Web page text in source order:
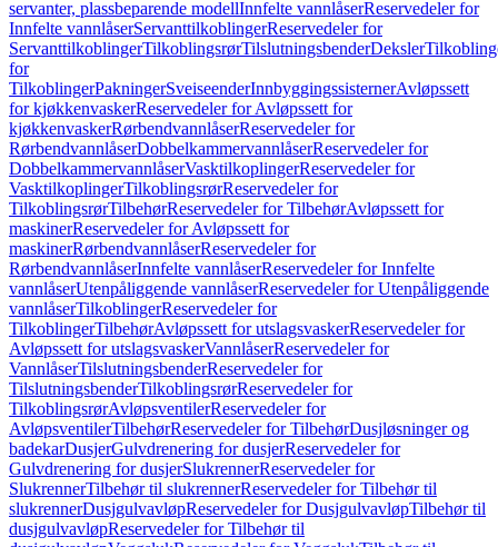
servanter, plassbeparende modellInnfelte vannlåserReservedeler for
Innfelte vannlåserServanttilkoblingerReservedeler for
ServanttilkoblingerTilkoblingsrørTilslutningsbenderDeksler
for
TilkoblingerPakningerSveiseenderInnbyggingssisternerAvløpssett
for kjøkkenvaskerReservedeler for Avløpssett for
kjøkkenvaskerRørbendvannlåserReservedeler for
RørbendvannlåserDobbelkammervannlåserReservedeler for
DobbelkammervannlåserVasktilkoplingerReservedeler for
VasktilkoplingerTilkoblingsrørReservedeler for
TilkoblingsrørTilbehørReservedeler for TilbehørAvløpssett for
maskinerReservedeler for Avløpssett for
maskinerRørbendvannlåserReservedeler for
RørbendvannlåserInnfelte vannlåserReservedeler for Innfelte
vannlåserUtenpåliggende vannlåserReservedeler for Utenpåliggende
vannlåserTilkoblingerReservedeler for
TilkoblingerTilbehørAvløpssett for utslagsvaskerReservedeler for
Avløpssett for utslagsvaskerVannlåserReservedeler for
VannlåserTilslutningsbenderReservedeler for
TilslutningsbenderTilkoblingsrørReservedeler for
TilkoblingsrørAvløpsventilerReservedeler for
AvløpsventilerTilbehørReservedeler for TilbehørDusjløsninger og
badekarDusjerGulvdrenering for dusjerReservedeler for
Gulvdrenering for dusjerSlukrennerReservedeler for
SlukrennerTilbehør til slukrennerReservedeler for Tilbehør til
slukrennerDusjgulvavløpReservedeler for DusjgulvavløpTilbehør til
dusjgulvavløpReservedeler for Tilbehør til